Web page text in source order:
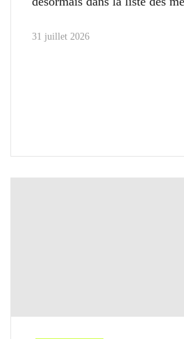
31 juillet 2026